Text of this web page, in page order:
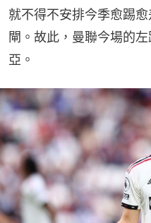
就不得不安排今季愈踢
閘。故此，曼聯今場的
亞。